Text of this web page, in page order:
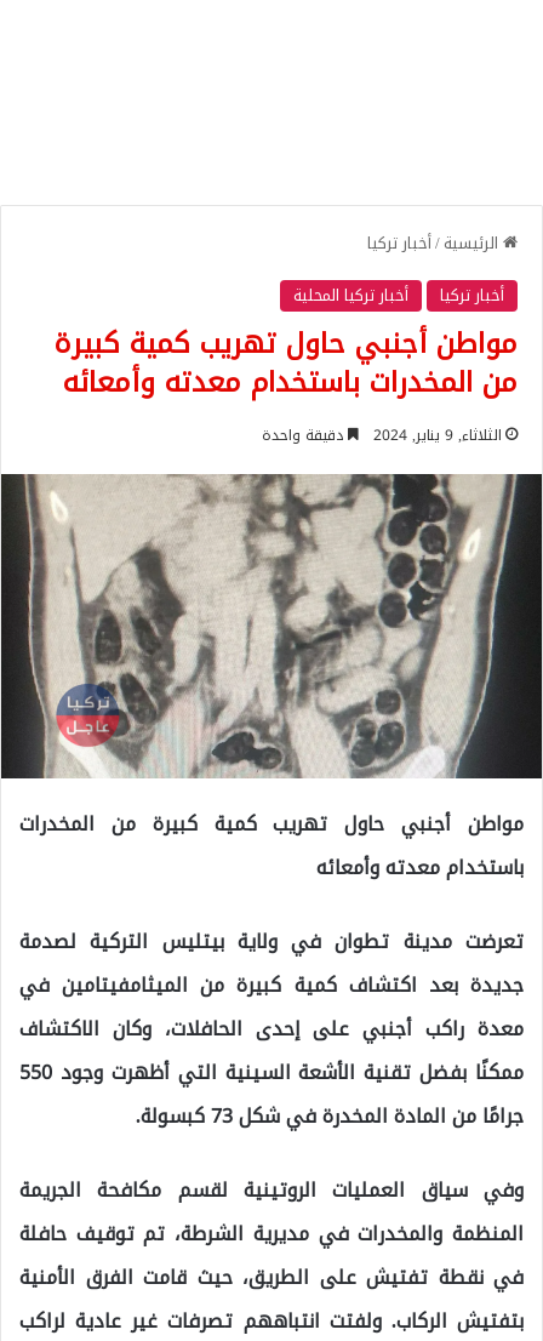
الرئيسية/أخبار تركيا
أخبار تركيا
أخبار تركيا المحلية
مواطن أجنبي حاول تهريب كمية كبيرة
من المخدرات باستخدام معدته وأمعائه
الثلاثاء, 9 يناير, 2024 دقيقة واحدة
مواطن أجنبي حاول تهريب كمية كبيرة من المخدرات
باستخدام معدته وأمعائه
تعرضت مدينة تطوان في ولاية بيتليس التركية لصدمة
جديدة بعد اكتشاف كمية كبيرة من الميثامفيتامين في
معدة راكب أجنبي على إحدى الحافلات، وكان الاكتشاف
ممكنًا بفضل تقنية الأشعة السينية التي أظهرت وجود 550
جرامًا من المادة المخدرة في شكل 73 كبسولة.
وفي سياق العمليات الروتينية لقسم مكافحة الجريمة
المنظمة والمخدرات في مديرية الشرطة، تم توقيف حافلة
في نقطة تفتيش على الطريق، حيث قامت الفرق الأمنية
بتفتيش الركاب. ولفتت انتباههم تصرفات غير عادية لراكب